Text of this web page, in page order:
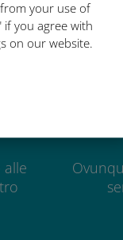
your use of
if you agree with
on our website.
grande